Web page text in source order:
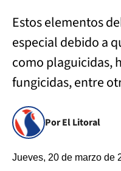
Estos elementos
especial debido a
como plaguicidas,
fungicidas, entre
Por El Litoral
Jueves, 20 de marzo de